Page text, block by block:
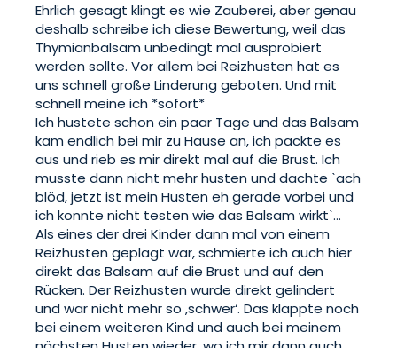
Ehrlich gesagt klingt es wie Zauberei, aber genau
deshalb schreibe ich diese Bewertung, weil das
Thymianbalsam unbedingt mal ausprobiert
werden sollte. Vor allem bei Reizhusten hat es
uns schnell große Linderung geboten. Und mit
schnell meine ich *sofort*
Ich hustete schon ein paar Tage und das Balsam
kam endlich bei mir zu Hause an, ich packte es
aus und rieb es mir direkt mal auf die Brust. Ich
musste dann nicht mehr husten und dachte ˋach
blöd, jetzt ist mein Husten eh gerade vorbei und
ich konnte nicht testen wie das Balsam wirktˋ…
Als eines der drei Kinder dann mal von einem
Reizhusten geplagt war, schmierte ich auch hier
direkt das Balsam auf die Brust und auf den
Rücken. Der Reizhusten wurde direkt gelindert
und war nicht mehr so ‚schwer‘. Das klappte noch
bei einem weiteren Kind und auch bei meinem